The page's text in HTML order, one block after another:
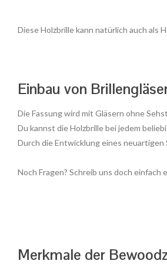
Diese Holzbrille kann natürlich auch als
Einbau von
Die Fassung wird mit Gläsern ohne
Du kannst die Holzbrille bei jedem
Durch die Entwicklung eines
Noch Fragen? Schreib uns doch einfach
Merkmale der